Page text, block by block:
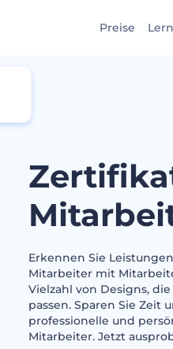
Preise
Erkennen Sie
Mitarbeiter mit
Vielzahl von Designs,
passen. Sparen Sie Zeit
professionelle und
Mitarbeiter. Jetzt